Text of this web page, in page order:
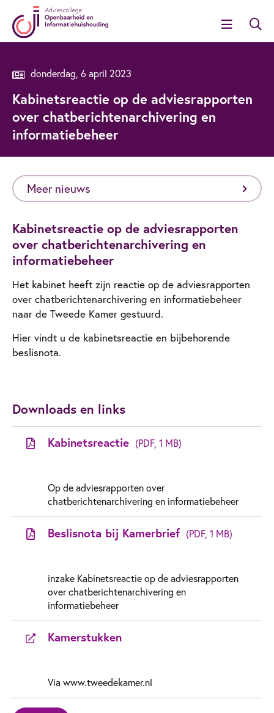
donderdag, 6 april 2023
Kabinetsreactie op de adviesrapporten
over chatberichtenarchivering en
informatiebeheer
Meer nieuws
Kabinetsreactie op de adviesrapporten
over chatberichtenarchivering en
informatiebeheer
Het kabinet heeft zijn reactie op de adviesrapporten
over chatberichtenarchivering en informatiebeheer
naar de Tweede Kamer gestuurd.
Hier vindt u de kabinetsreactie en bijbehorende
beslisnota.
Downloads en links
Kabinetsreactie (PDF, 1 MB)
Op de adviesrapporten over
chatberichtenarchivering en informatiebeheer
Beslisnota bij Kamerbrief (PDF, 1 MB)
inzake Kabinetsreactie op de adviesrapporten
over chatberichtenarchivering en
informatiebeheer
Kamerstukken
Via www.tweedekamer.nl